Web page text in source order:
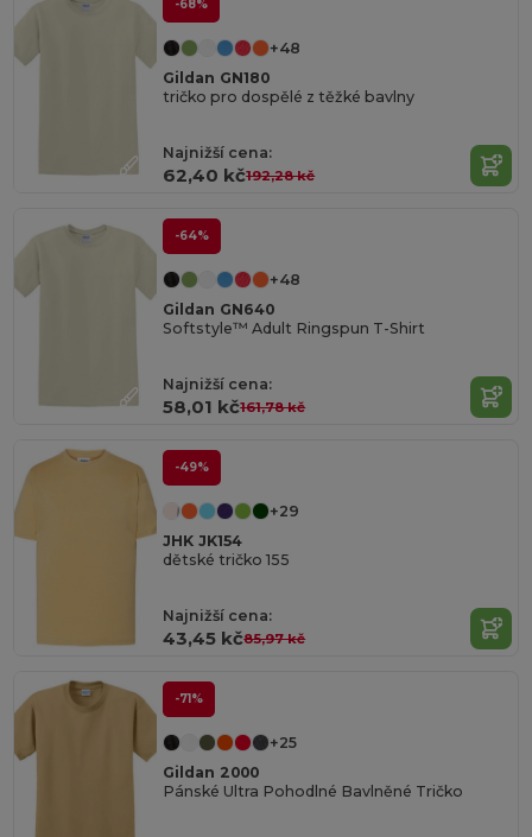
-68%
+48
Gildan GN180
tričko pro dospělé z těžké bavlny
Najnižší cena:
62,40 kč192,28 kč
-64%
+48
Gildan GN640
Softstyle™ Adult Ringspun T-Shirt
Najnižší cena:
58,01 kč161,78 kč
-49%
+29
JHK JK154
dětské tričko 155
Najnižší cena:
43,45 kč85,97 kč
-71%
+25
Gildan 2000
Pánské Ultra Pohodlné Bavlněné Tričko